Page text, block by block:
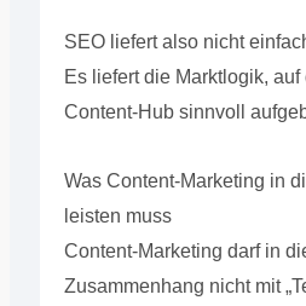
SEO liefert also nicht
Es liefert die Marktlogik,
Content-Hub sinnvoll
Was Content-Marketing in
leisten muss
Content-Marketing darf in
Zusammenhang nicht mit